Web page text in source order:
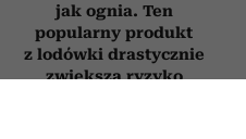
jak ognia. Ten
popularny produkt
z lodówki drastycznie
zwiększa ryzyko